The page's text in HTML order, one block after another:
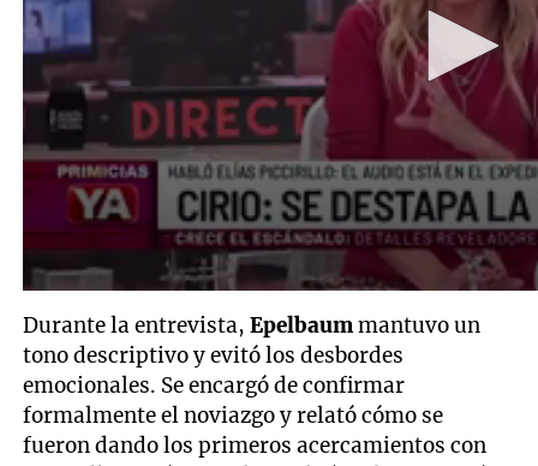
Durante la entrevista,Epelbaummantuvo un
tono descriptivo y evitó los desbordes
emocionales. Se encargó de confirmar
formalmente el noviazgo y relató cómo se
fueron dando los primeros acercamientos con